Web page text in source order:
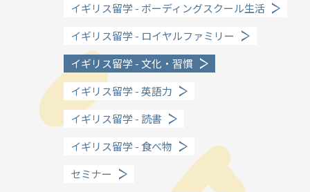
イギリス留学 - ボーディングスクール生活
イギリス留学 - ロイヤルファミリー
イギリス留学 - 文化・習慣
イギリス留学 - 英語力
イギリス留学 - 読書
イギリス留学 - 食べ物
セミナー